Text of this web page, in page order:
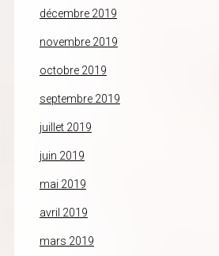
décembre 2019
novembre 2019
octobre 2019
septembre 2019
juillet 2019
juin 2019
mai 2019
avril 2019
mars 2019